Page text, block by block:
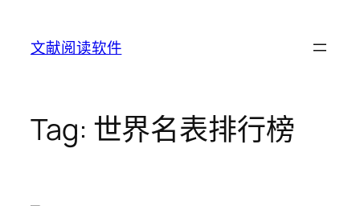
content
文献阅读软件
Tag: 世界名表排行榜